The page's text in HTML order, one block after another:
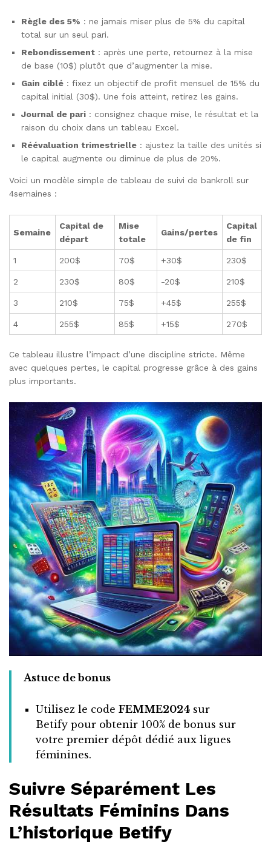
Règle des 5% : ne jamais miser plus de 5% du capital
total sur un seul pari.
Rebondissement : après une perte, retournez à la mise
de base (10$) plutôt que d’augmenter la mise.
Gain ciblé : fixez un objectif de profit mensuel de 15% du
capital initial (30$). Une fois atteint, retirez les gains.
Journal de pari : consignez chaque mise, le résultat et la
raison du choix dans un tableau Excel.
Réévaluation trimestrielle : ajustez la taille des unités si
le capital augmente ou diminue de plus de 20%.
Voici un modèle simple de tableau de suivi de bankroll sur
4semaines :
Semaine
Capital de
départ
Mise
totale
Gains/pertes
Capital
de fin
1 200$ 70$ +30$ 230$
2 230$ 80$ -20$ 210$
3 210$ 75$ +45$ 255$
4 255$ 85$ +15$ 270$
Ce tableau illustre l’impact d’une discipline stricte. Même
avec quelques pertes, le capital progresse grâce à des gains
plus importants.
Astuce de bonus
Utilisez le code FEMME2024 sur
Betify pour obtenir 100% de bonus sur
votre premier dépôt dédié aux ligues
féminines.
Suivre Séparément Les
Résultats Féminins Dans
L’historique Betify